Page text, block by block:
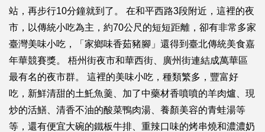
站，再步行10分鐘就到了。 在和平西路3段附近，這裡的夜
市，以傳統小吃為主，約70公尺的短短距離，卻有非常多家
臺灣美味小吃，「家鄉味香茹豬腳」還得到臺北傳統美食嘉
年華競賽獎。 梧州街夜市和華西街、廣州街連結成萬華區
最有名的夜市群。 這裡的美味小吃，種類繁多，豐富好
吃，新鮮清甜的土魠魚羹、加了中藥材香噴噴的羊肉爐、現
炒的活鱔、清香不油的酸菜鴨肉湯、養顏美容的青蛙湯等
等，還有便宜大碗的鐵板牛排、重辣口味的烤串燒和濃濃奶